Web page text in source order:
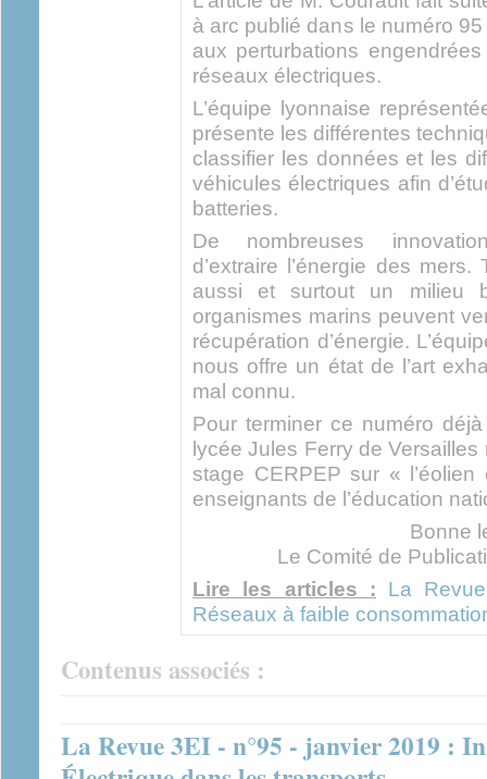
à arc publié dans le numéro
aux perturbations
réseaux électriques.
L’équipe lyonnaise
présente les différentes
classifier les données et les
véhicules électriques afin
batteries.
De nombreuses
d’extraire l’énergie des
aussi et surtout un milieu
organismes marins peuvent
récupération d’énergie.
nous offre un état de l’art
mal connu.
Pour terminer ce numéro
lycée Jules Ferry de
stage CERPEP sur «
enseignants de l’éducation
Bonne
Le Comité de
Lire les articles :
La
Réseaux à faible
Contenus associés :
La Revue 3EI - n°95 - janvier 2019 :